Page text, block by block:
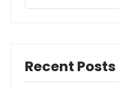
Recent Posts